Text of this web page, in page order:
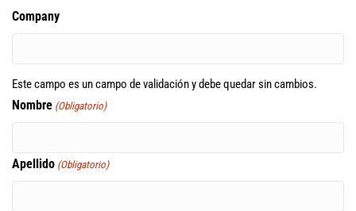
Company
Este campo es un campo de validación y debe quedar sin cambios.
Nombre (Obligatorio)
Apellido (Obligatorio)